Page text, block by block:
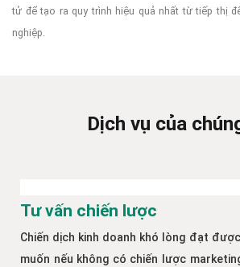
tử để tạo ra quy trình hiệu quả nhất từ tiếp thị
nghiệp.
Dịch vụ của
Tư vấn chiến lược
Chiến dịch kinh doanh khó lòng đạt
muốn nếu không có chiến lược